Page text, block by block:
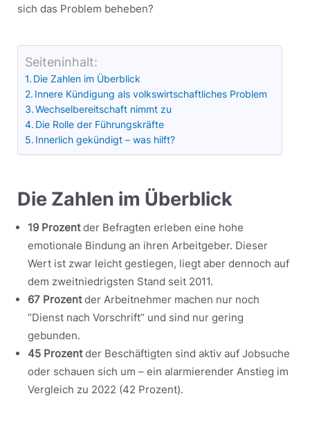
sich das Problem beheben?
Seiteninhalt:
Die Zahlen im Überblick
Innere Kündigung als volkswirtschaftliches Problem
Wechselbereitschaft nimmt zu
Die Rolle der Führungskräfte
Innerlich gekündigt – was hilft?
Die Zahlen im Überblick
19 Prozentder Befragten erleben eine hohe
emotionale Bindung an ihren Arbeitgeber. Dieser
Wert ist zwar leicht gestiegen, liegt aber dennoch auf
dem zweitniedrigsten Stand seit 2011.
67 Prozentder Arbeitnehmer machen nur noch
“Dienst nach Vorschrift” und sind nur gering
gebunden.
45 Prozentder Beschäftigten sind aktiv auf Jobsuche
oder schauen sich um – ein alarmierender Anstieg im
Vergleich zu 2022 (42 Prozent).